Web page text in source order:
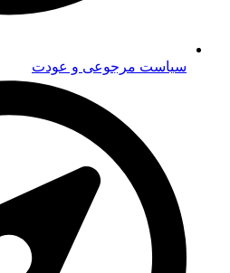
سیاست مرجوعی و عودت